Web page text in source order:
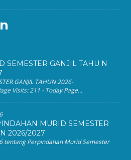
SEMESTER GANJIL TAHU N
GANJIL TAHUN 2026-
Visits: 211 - Today Page...
MURID SEMESTER
2026/2027
tentang Perpindahan Murid Semester